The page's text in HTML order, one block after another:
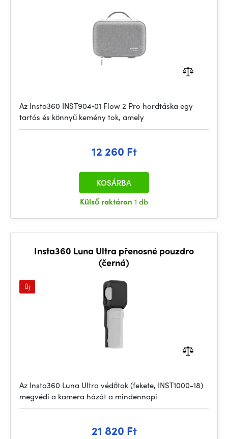
Az Insta360 INST904‑01 Flow 2 Pro hordtáska egy
tartós és könnyű kemény tok, amely
12 260 Ft
Külső raktáron 1 db
KOSÁRBA
Insta360 Luna Ultra přenosné pouzdro
(černá)
Új
Az Insta360 Luna Ultra védőtok (fekete, INST1000-18)
megvédi a kamera házát a mindennapi
21 820 Ft